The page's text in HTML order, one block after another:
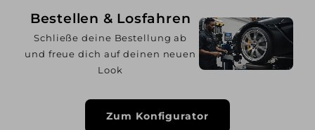
Bestellen & Losfahren
Schließe deine Bestellung ab
und freue dich auf deinen neuen
Look
Zum Konfigurator